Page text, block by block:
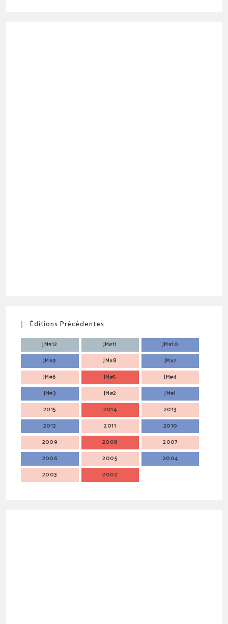
Éditions Précédentes
JM#12 JM#11
JM#10
JM#9
JM#8
JM#7
JM#6
JM#5
JM#4
JM#3
JM#2
JM#1
2015
2014
2013
2012
2011
2010
2009
2008
2007
2006
2005
2004
2003
2002